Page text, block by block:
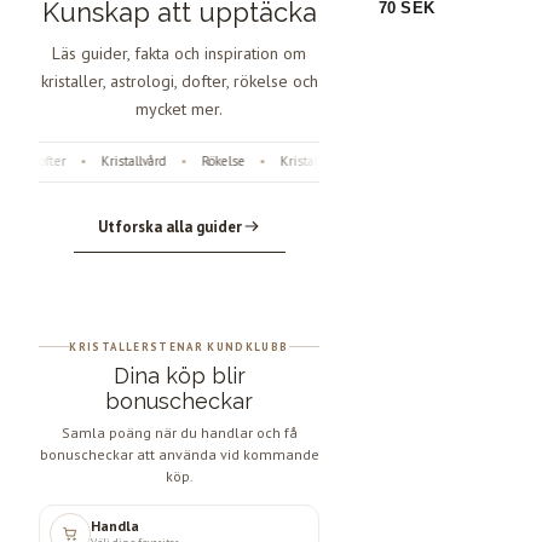
Kunskap att upptäcka
Läs guider, fakta och inspiration om
kristaller, astrologi, dofter, rökelse och
mycket mer.
• Kristallvård • Rökelse • Kristaller
Utforska alla guider
KRISTALLERSTENAR KUNDKLUBB
Dina köp blir
bonuscheckar
Samla poäng när du handlar och få
bonuscheckar att använda vid kommande
köp.
Handla
70 SEK 35 SEK